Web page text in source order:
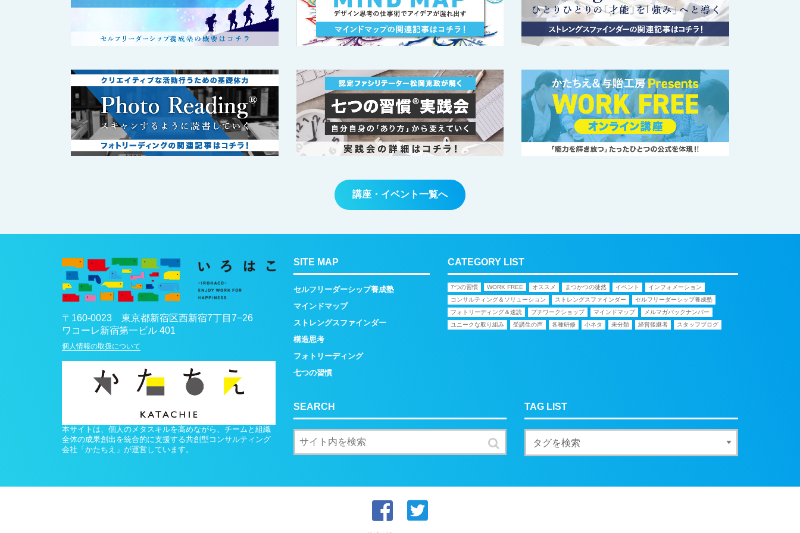
講座・イベント一覧へ
〒 160-0023 東京都新宿区西新宿7丁目7−26
ワコーレ新宿第一ビル 401
個人情報の取扱について
本サイトは、個人のメタスキルを高めながら、チームと組織
全体の成果創出を統合的に支援する共創型コンサルティング
会社「かたちえ」が運営しています。
SITE MAP
セルフリーダーシップ養成塾
マインドマップ
ストレングスファインダー
構造思考
フォトリーディング
七つの習慣
CATEGORY LIST
7つの習慣 WORK FREE オススメ まつかつの徒然 イベント
インフォメーション
コンサルティング＆ソリューション
ストレングスファインダー
セルフリーダーシップ養成塾
フォトリーディング＆速読
プチワークショップ マインドマップ
メルマガバックナンバー
ユニークな取り組み
受講生の声 各種研修 小ネタ 未分類 経営後継者 スタッフブログ
SEARCH TAG LIST